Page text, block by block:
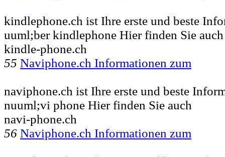
kindlephone.ch ist Ihre erste und beste
uuml;ber kindlephone Hier finden Sie
kindle-phone.ch
55 Naviphone.ch Informationen zum
naviphone.ch ist Ihre erste und beste
nuuml;vi phone Hier finden Sie auch
navi-phone.ch
56 Naviphone.ch Informationen zum